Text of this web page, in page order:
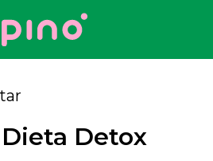
Your Company
Detox